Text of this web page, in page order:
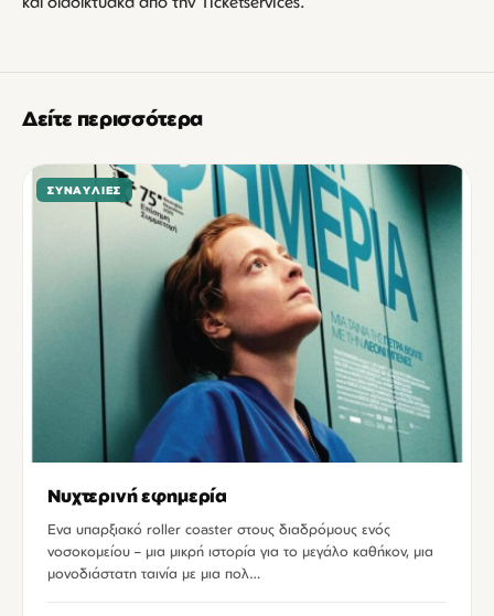
Δείτε περισσότερα
ΣΥΝΑΥΛΊΕΣ
Νυχτερινή εφημερία
Ενα υπαρξιακό roller coaster στους διαδρόμους ενός
νοσοκομείου – μια μικρή ιστορία για το μεγάλο καθήκον, μια
μονοδιάστατη ταινία με μια πολ…